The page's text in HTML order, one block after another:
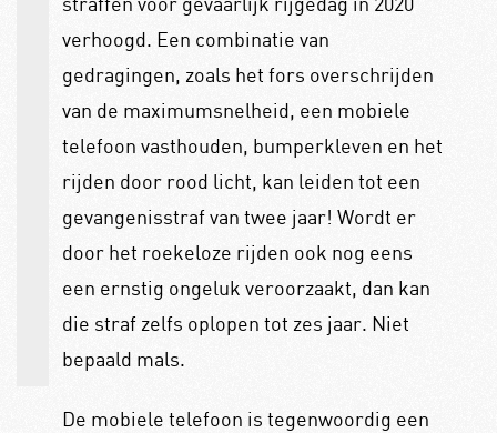
verhoogd. Een combinatie van
gedragingen, zoals het fors overschrijden
van de maximumsnelheid, een mobiele
telefoon vasthouden, bumperkleven en het
rijden door rood licht, kan leiden tot een
gevangenisstraf van twee jaar! Wordt er
door het roekeloze rijden ook nog eens
een ernstig ongeluk veroorzaakt, dan kan
die straf zelfs oplopen tot zes jaar. Niet
bepaald mals.
De mobiele telefoon is tegenwoordig een